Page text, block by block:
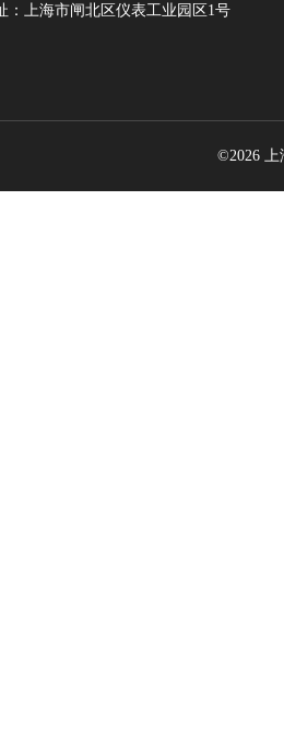
：上海市闸北区仪表工业园区1号
©2026